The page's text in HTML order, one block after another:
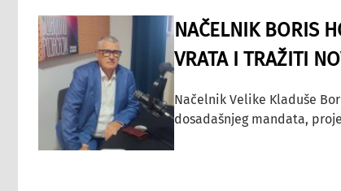
NAČELNIK BORIS
VRATA I TRAŽITI
Načelnik Velike Kladuše
dosadašnjeg mandata,